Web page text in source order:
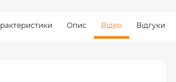
Опис Відео Відгуки (0)